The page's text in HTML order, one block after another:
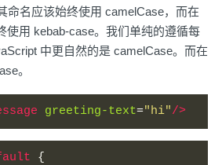
命名应该始终使用 camelCase，而在
使用 kebab-case。我们单纯的遵循每
中更自然的是 camelCase。而在
。
greeting-text="hi"/>
{